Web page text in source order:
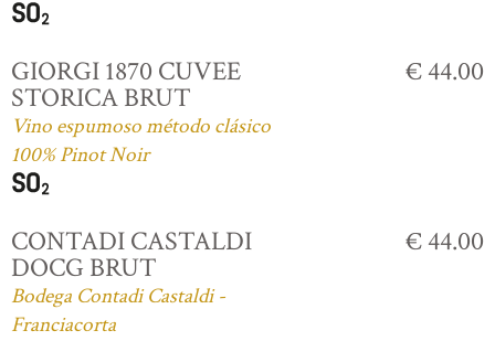
GIORGI 1870 CUVEE
STORICA BRUT
Vino espumoso método clásico
100% Pinot Noir
€ 44.00
CONTADI CASTALDI
DOCG BRUT
Bodega Contadi Castaldi -
Franciacorta
€ 44.00